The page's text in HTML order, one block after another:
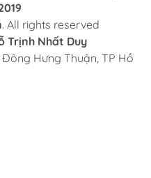
. All rights reserved
Trịnh Nhất Duy
Đông Hưng Thuận, TP Hồ